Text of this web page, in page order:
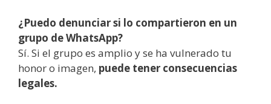
¿Puedo denunciar si lo compartieron en un
grupo de WhatsApp?
Sí. Si el grupo es amplio y se ha vulnerado tu
honor o imagen, puede tener consecuencias
legales.